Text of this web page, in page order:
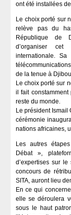
ont été installées
Le choix porté sur
relève pas du
République de
d’organiser
internationale.
de la tenue à
Le choix porté sur
il fait constamment
reste du monde.
Le président Ismail
cérémonie
nations africaines,
Les autres
Débat »,
d’expertises sur
concours de
SITA, auront lieu
En ce qui
elle se déroulera
sous le haut